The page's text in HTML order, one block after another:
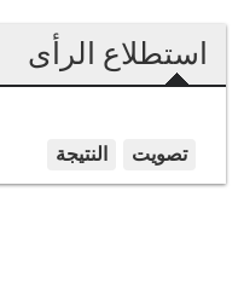
استطلاع الرأى